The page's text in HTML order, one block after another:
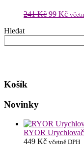
241Kč Původní
99 Kč
Hledat
Košík
Novinky
RYOR
449 Kč včetně DPH